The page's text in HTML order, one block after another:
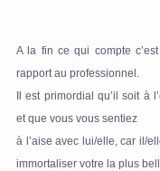
A la fin ce qui compte
rapport au professionnel.
Il est primordial qu’il soit à
et que vous vous sentiez
à l’aise avec lui/elle, car il/
immortaliser votre la plus